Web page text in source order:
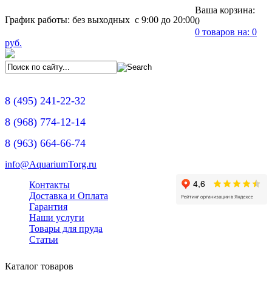
График работы: без выходных с 9:00 до 20:00
Ваша корзина:
0
0 товаров на: 0
руб.
8 (495) 241-22-32
8 (968) 774-12-14
8 (963) 664-66-74
info@AquariumTorg.ru
Контакты
Доставка и Оплата
Гарантия
Наши услуги
Товары для пруда
Статьи
Каталог товаров